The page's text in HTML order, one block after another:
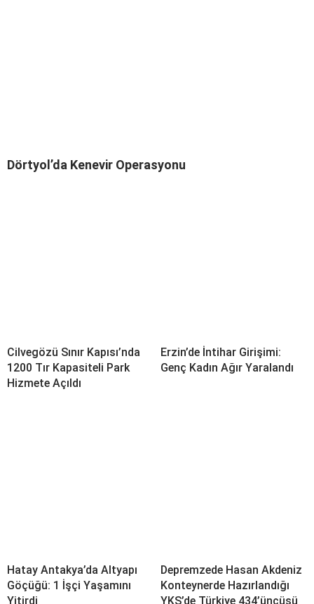
Dörtyol’da Kenevir Operasyonu
Cilvegözü Sınır Kapısı’nda
1200 Tır Kapasiteli Park
Hizmete Açıldı
Erzin’de İntihar Girişimi:
Genç Kadın Ağır Yaralandı
Hatay Antakya’da Altyapı
Göçüğü: 1 İşçi Yaşamını
Yitirdi
Depremzede Hasan Akdeniz
Konteynerde Hazırlandığı
YKS’de Türkiye 434’üncüsü